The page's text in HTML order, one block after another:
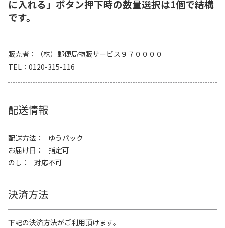
に入れる」ボタン押下時の数量選択は1個で結構
です。
販売者
（株）郵便局物販サービス９７００００
TEL
0120-315-116
配送情報
配送方法
ゆうパック
お届け日
指定可
のし
対応不可
決済方法
下記の決済方法がご利用頂けます。